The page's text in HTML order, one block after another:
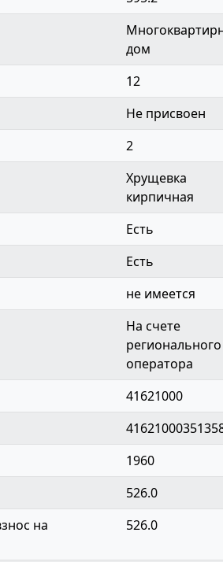
дом
12
Не присвоен
2
Хрущевка
кирпичная
Есть
Есть
не имеется
На счете
регионального
оператора
41621000
1960
526.0
на
526.0